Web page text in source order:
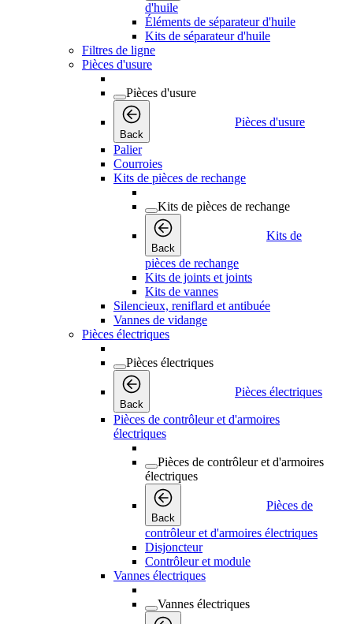
d'huile
Éléments de séparateur d'huile
Kits de séparateur d'huile
Filtres de ligne
Pièces d'usure
Pièces d'usure
Back
Pièces d'usure
Palier
Courroies
Kits de pièces de rechange
Kits de pièces de rechange
Back
Kits de
pièces de rechange
Kits de joints et joints
Kits de vannes
Silencieux, reniflard et antibuée
Vannes de vidange
Pièces électriques
Pièces électriques
Back
Pièces électriques
Pièces de contrôleur et d'armoires
électriques
Pièces de contrôleur et d'armoires
électriques
Back
Pièces de
contrôleur et d'armoires électriques
Disjoncteur
Contrôleur et module
Vannes électriques
Vannes électriques